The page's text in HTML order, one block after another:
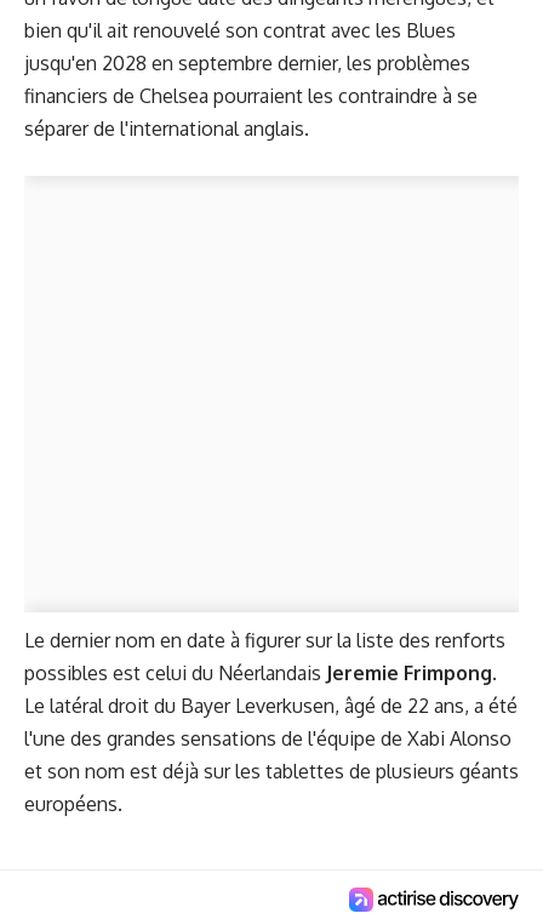
bien qu'il ait renouvelé son contrat avec les Blues
jusqu'en 2028 en septembre dernier, les problèmes
financiers de Chelsea pourraient les contraindre à se
séparer de l'international anglais.
Le dernier nom en date à figurer sur la liste des renforts
possibles est celui du Néerlandais Jeremie Frimpong.
Le latéral droit du Bayer Leverkusen, âgé de 22 ans, a été
l'une des grandes sensations de l'équipe de Xabi Alonso
et son nom est déjà sur les tablettes de plusieurs géants
européens.